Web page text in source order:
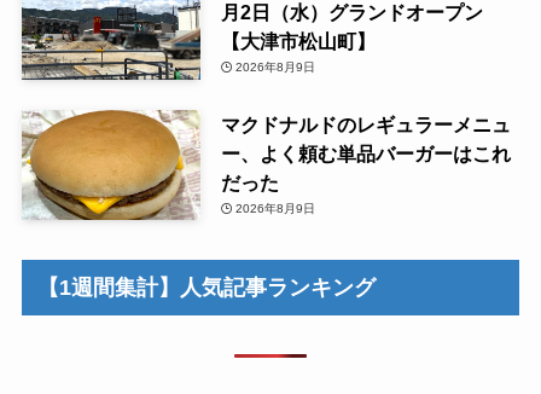
月2日（水）グランドオープン
【大津市松山町】
2026年8月9日
マクドナルドのレギュラーメニュ
ー、よく頼む単品バーガーはこれ
だった
2026年8月9日
【1週間集計】人気記事ランキング